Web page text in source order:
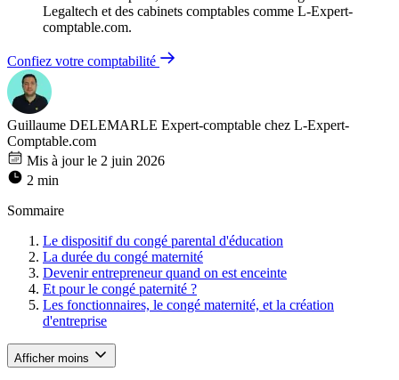
Legaltech et des cabinets comptables comme L-Expert-
comptable.com.
Confiez votre comptabilité
Guillaume DELEMARLE Expert-comptable chez L-Expert-
Comptable.com
Mis à jour le 2 juin 2026
2 min
Sommaire
Le dispositif du congé parental d'éducation
La durée du congé maternité
Devenir entrepreneur quand on est enceinte
Et pour le congé paternité ?
Les fonctionnaires, le congé maternité, et la création
d'entreprise
Afficher moins